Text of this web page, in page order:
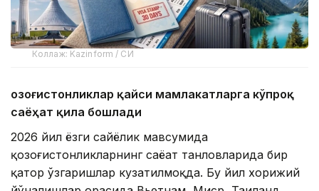
Коллаж: Kazinform / СИ
Қозоғистонликлар қайси мамлакатларга кўпроқ
саёҳат қила бошлади
2026 йил ёзги сайёҳлик мавсумида
қозоғистонликларнинг саёҳат танловларида бир
қатор ўзгаришлар кузатилмоқда. Бу йил хорижий